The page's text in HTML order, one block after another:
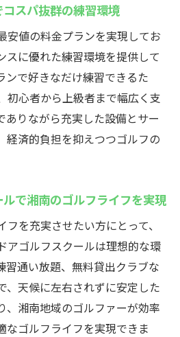
場で継続的に上達できる理
ッスンが充実した練習場の
アゴルフウテミルを始めよ
境で安心してゴルフデビュ
で無理なく続けられる練習
ンドアゴルフ施設選びのポ
スパ抜群の練習環境
安値の料金プランを実現してお
スに優れた練習環境を提供して
ンで好きなだけ練習できるた
初心者から上級者まで幅広く支
ありながら充実した設備とサー
経済的負担を抑えつつゴルフの
で湘南のゴルフライフを実現
を充実させたい方にとって、
アゴルフスクールは理想的な環
習通い放題、無料貸出クラブな
、天候に左右されずに安定した
、湘南地域のゴルファーが効率
なゴルフライフを実現できま